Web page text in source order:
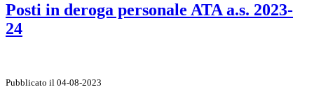
Posti in deroga personale ATA a.s. 2023-
24
Pubblicato il 04-08-2023